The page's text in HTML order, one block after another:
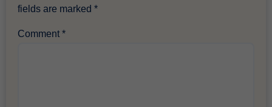
fields are marked*
Comment*